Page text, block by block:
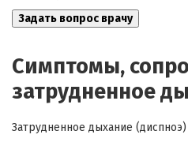
Симптомы,
затрудненное
Затрудненное дыхание